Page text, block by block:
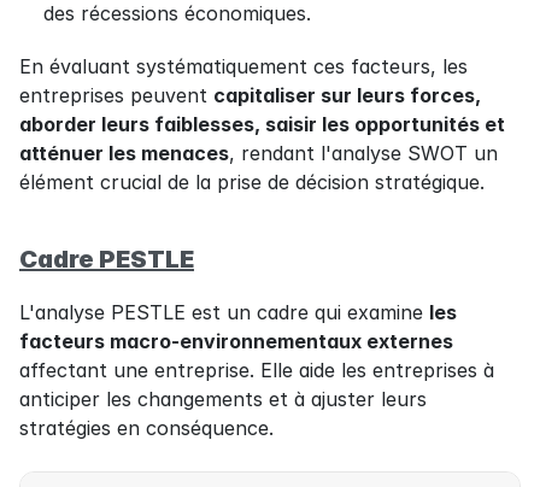
des récessions économiques.
En évaluant systématiquement ces facteurs, les
entreprises peuvent capitaliser sur leurs forces,
aborder leurs faiblesses, saisir les opportunités et
atténuer les menaces, rendant l'analyse SWOT un
élément crucial de la prise de décision stratégique.
Cadre PESTLE
L'analyse PESTLE est un cadre qui examine les
facteurs macro-environnementaux externes
affectant une entreprise. Elle aide les entreprises à
anticiper les changements et à ajuster leurs
stratégies en conséquence.